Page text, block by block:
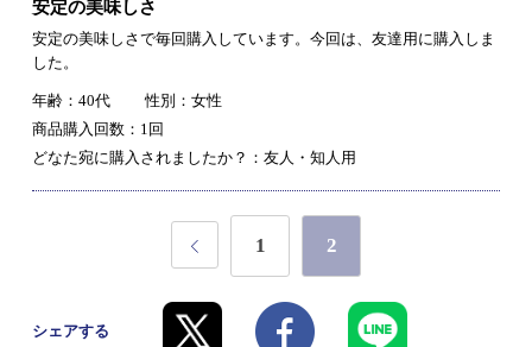
安定の美味しさ
安定の美味しさで毎回購入しています。今回は、友達用に購入しま
した。
年齢：40代
性別：女性
商品購入回数：1回
どなた宛に購入されましたか？：友人・知人用
1 2
シェアする